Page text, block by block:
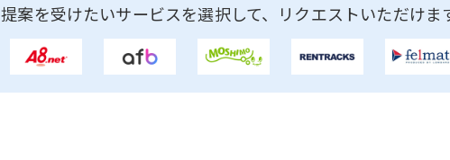
提案を受けたいサービスを選択して、リクエストいただけま